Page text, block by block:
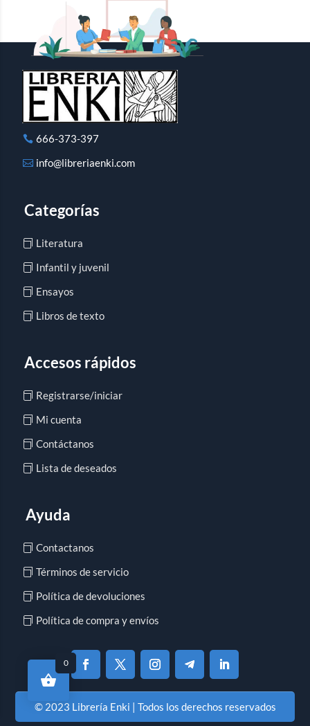
666-373-397
info@libreriaenki.com
Categorías
Literatura
Infantil y juvenil
Ensayos
Libros de texto
Accesos rápidos
Registrarse/iniciar
Mi cuenta
Contáctanos
Lista de deseados
Ayuda
Contactanos
Términos de servicio
Política de devoluciones
Política de compra y envíos
© 2023 Librería Enki | Todos los derechos reservados
0